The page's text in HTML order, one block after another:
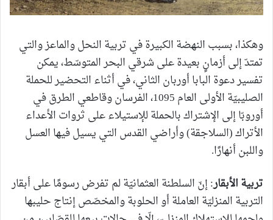
وهكذا، بسبب النهضة الكبيرة في تربية النحل والماعز والتي
تمتدّ إلى أزمانٍ بعيدة على شرقي البحر المتوسّط، يمكن
تفسير دعوة البابا أوربان الثاني، في أثناء التحضير للحملة
الصليبيّة الأولى العام 1095، الفرسان وقاطعي الطرق في
أوروبّا إلى الإشتراك بالحملة للإستيلاء على ثروات الأعداء
الأتراك (السلاجقة) وأراضي القدس التي يسيل فيها العسل
واللبن أنهارًا.
تربية الأبقار: إنّ السلطنة العثمانيّة لم تفرض رسومًا على أبقار
التربية المنزليّة العاملة أو الحلوبة والمخصّص إنتاج حليبها